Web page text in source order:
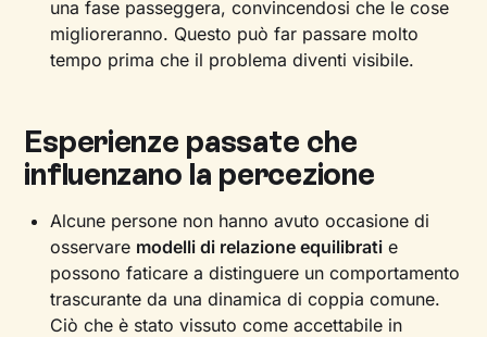
una fase passeggera, convincendosi che le cose
miglioreranno. Questo può far passare molto
tempo prima che il problema diventi visibile.
Esperienze passate che
influenzano la percezione
Alcune persone non hanno avuto occasione di
osservare modelli di relazione equilibrati e
possono faticare a distinguere un comportamento
trascurante da una dinamica di coppia comune.
Ciò che è stato vissuto come accettabile in